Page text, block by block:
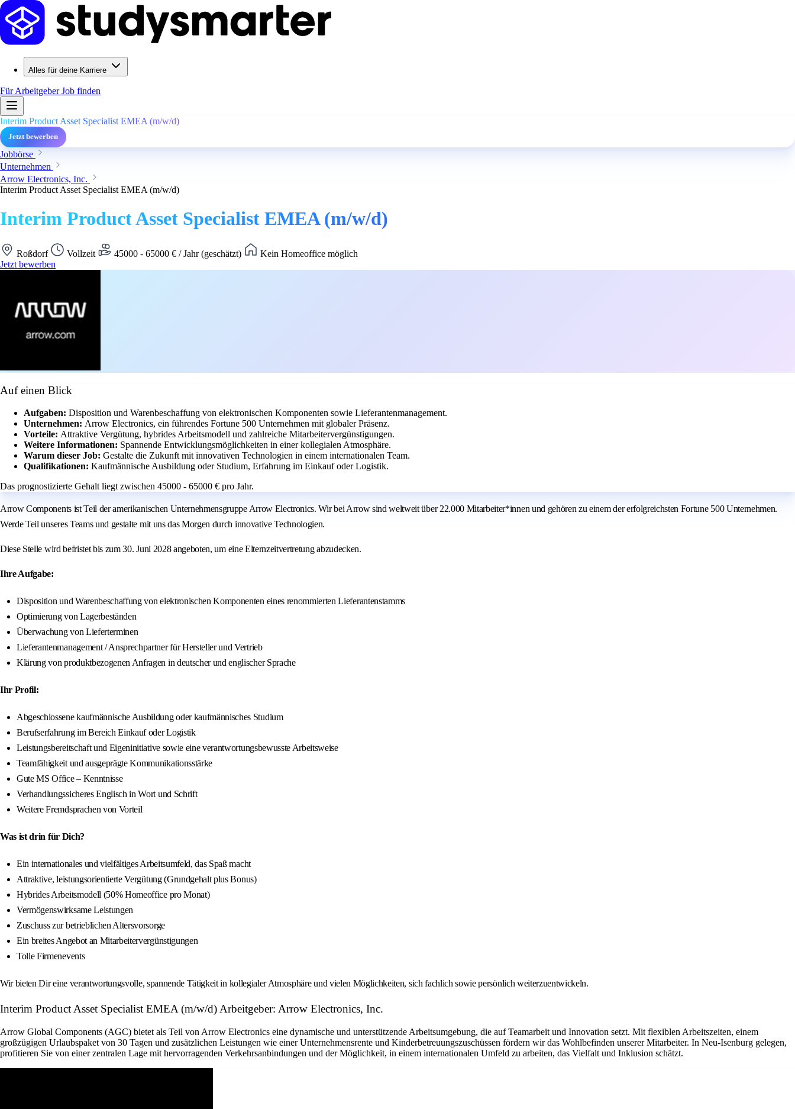
Alles für deine Karriere
Für ArbeitgeberJob finden
Interim Product Asset Specialist EMEA (m/w/d)
Jetzt bewerben
Jobbörse
Unternehmen
Arrow Electronics, Inc.
Interim Product Asset Specialist EMEA (m/w/d)
Interim Product Asset Specialist EMEA (m/w/d)
Roßdorf Vollzeit 45000 - 65000 € / Jahr (geschätzt)
Kein Homeoffice möglich
Jetzt bewerben
Auf einen Blick
Aufgaben: Disposition und Warenbeschaffung von elektronischen Komponenten sowie Lieferantenmanagement.
Unternehmen: Arrow Electronics, ein führendes Fortune 500 Unternehmen mit globaler Präsenz.
Vorteile: Attraktive Vergütung, hybrides Arbeitsmodell und zahlreiche Mitarbeitervergünstigungen.
Weitere Informationen: Spannende Entwicklungsmöglichkeiten in einer kollegialen Atmosphäre.
Warum dieser Job: Gestalte die Zukunft mit innovativen Technologien in einem internationalen Team.
Qualifikationen: Kaufmännische Ausbildung oder Studium, Erfahrung im Einkauf oder Logistik.
Das prognostizierte Gehalt liegt zwischen 45000 - 65000 € pro Jahr.
Arrow Components ist Teil der amerikanischen Unternehmensgruppe Arrow Electronics. Wir bei Arrow sind weltweit über 22.000 Mitarbeiter*innen und gehören zu einem der erfolgreichsten Fortune 500 Unternehmen.
Werde Teil unseres Teams und gestalte mit uns das Morgen durch innovative Technologien.
Diese Stelle wird befristet bis zum 30. Juni 2028 angeboten, um eine Elternzeitvertretung abzudecken.
Ihre Aufgabe:
Disposition und Warenbeschaffung von elektronischen Komponenten eines renommierten Lieferantenstamms
Optimierung von Lagerbeständen
Überwachung von Lieferterminen
Lieferantenmanagement / Ansprechpartner für Hersteller und Vertrieb
Klärung von produktbezogenen Anfragen in deutscher und englischer Sprache
Ihr Profil:
Abgeschlossene kaufmännische Ausbildung oder kaufmännisches Studium
Berufserfahrung im Bereich Einkauf oder Logistik
Leistungsbereitschaft und Eigeninitiative sowie eine verantwortungsbewusste Arbeitsweise
Teamfähigkeit und ausgeprägte Kommunikationsstärke
Gute MS Office – Kenntnisse
Verhandlungssicheres Englisch in Wort und Schrift
Weitere Fremdsprachen von Vorteil
Was ist drin für Dich?
Ein internationales und vielfältiges Arbeitsumfeld, das Spaß macht
Attraktive, leistungsorientierte Vergütung (Grundgehalt plus Bonus)
Hybrides Arbeitsmodell (50% Homeoffice pro Monat)
Vermögenswirksame Leistungen
Zuschuss zur betrieblichen Altersvorsorge
Ein breites Angebot an Mitarbeitervergünstigungen
Tolle Firmenevents
Wir bieten Dir eine verantwortungsvolle, spannende Tätigkeit in kollegialer Atmosphäre und vielen Möglichkeiten, sich fachlich sowie persönlich weiterzuentwickeln.
Interim Product Asset Specialist EMEA (m/w/d) Arbeitgeber: Arrow Electronics, Inc.
Arrow Global Components (AGC) bietet als Teil von Arrow Electronics eine dynamische und unterstützende Arbeitsumgebung, die auf Teamarbeit und Innovation setzt. Mit flexiblen Arbeitszeiten, einem
großzügigen Urlaubspaket von 30 Tagen und zusätzlichen Leistungen wie einer Unternehmensrente und Kinderbetreuungszuschüssen fördern wir das Wohlbefinden unserer Mitarbeiter. In Neu-Isenburg gelegen,
profitieren Sie von einer zentralen Lage mit hervorragenden Verkehrsanbindungen und der Möglichkeit, in einem internationalen Umfeld zu arbeiten, das Vielfalt und Inklusion schätzt.